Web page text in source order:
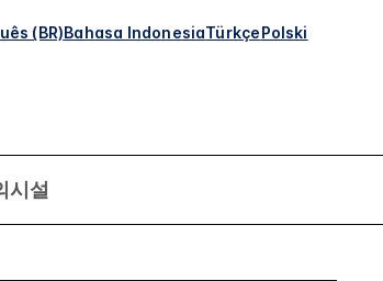
(BR)Bahasa IndonesiaTürkçePolski
시설